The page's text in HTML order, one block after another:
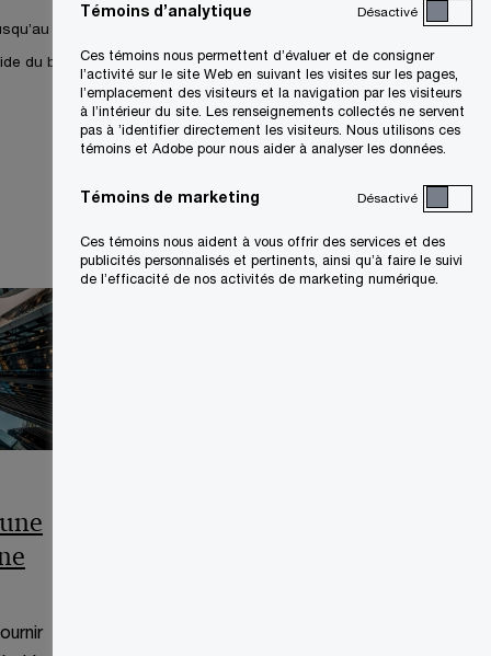
a
n
v
e
l
l
e
f
n
t
e
lien ci-dessus,
du bouton gauche
Témoins d’analytique Désactivé
Ces témoins nous permettent d’évaluer et de consigner
l’activité sur le site Web en suivant les visites sur les pages,
l’emplacement des visiteurs et la navigation par les visiteurs
à l’intérieur du site. Les renseignements collectés ne servent
pas à ’identifier directement les visiteurs. Nous utilisons ces
témoins et Adobe pour nous aider à analyser les données.
Témoins de marketing Désactivé
Ces témoins nous aident à vous offrir des services et des
publicités personnalisés et pertinents, ainsi qu’à faire le suivi
de l’efficacité de nos activités de marketing numérique.